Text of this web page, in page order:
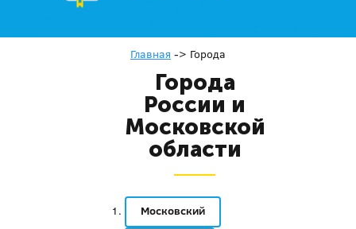
Главная -> Города
Города
России и
Московской
области
Московский